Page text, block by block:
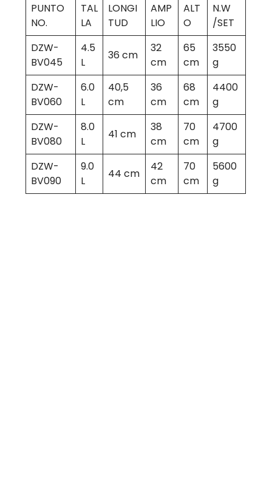
PUNTO
NO.
TAL
LA
LONGI
TUD
AMP
LIO
ALT
O
N.W
/SET
DZW-
BV045
4.5
L
36 cm
32
cm
65
cm
3550
g
DZW-
BV060
6.0
L
40,5
cm
36
cm
68
cm
4400
g
DZW-
BV080
8.0
L
41 cm
38
cm
70
cm
4700
g
DZW-
BV090
9.0
L
44 cm
42
cm
70
cm
5600
g